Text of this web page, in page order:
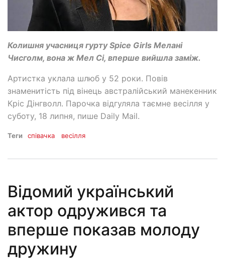
Колишня учасниця гурту Spice Girls Мелані
Чисголм, вона ж Мел Сі, вперше вийшла заміж.
Артистка уклала шлюб у 52 роки. Повів
знаменитість під вінець австралійський манекенник
Кріс Дінгволл. Парочка відгуляла таємне весілля у
суботу, 18 липня, пише Daily Mail.
Теги співачка весілля
Відомий український
актор одружився та
вперше показав молоду
дружину